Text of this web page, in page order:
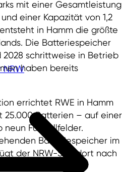
NRW
mit einer Gesamtleistung
einer Kapazität von 1,2
in Hamm die größte
Die Batteriespeicher
2028 schrittweise in Betrieb
haben bereits
errichtet RWE in Hamm
25.000 Batterien – auf einer
neun Fußballfelder.
Batteriespeicher im
der NRW-Standort nach
über eine